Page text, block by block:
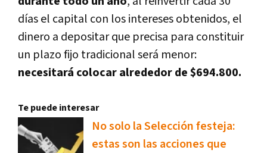
días el capital con los intereses obtenidos, el
dinero a depositar que precisa para constituir
un plazo fijo tradicional será menor:
necesitará colocar alrededor de $694.800.
Te puede interesar
No solo la Selección festeja:
estas son las acciones que